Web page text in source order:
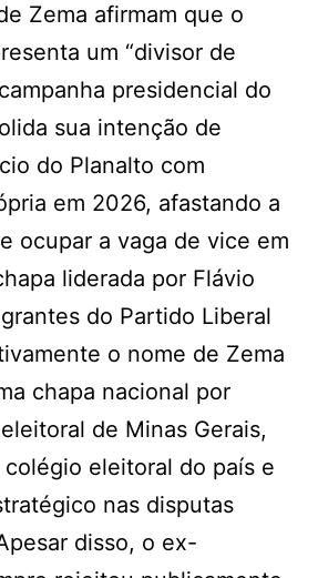
Zema afirmam que o
um “divisor de
presidencial do
sua intenção de
do Planalto com
em 2026, afastando a
ocupar a vaga de vice em
liderada por Flávio
do Partido Liberal
o nome de Zema
chapa nacional por
de Minas Gerais,
eleitoral do país e
nas disputas
disso, o ex-